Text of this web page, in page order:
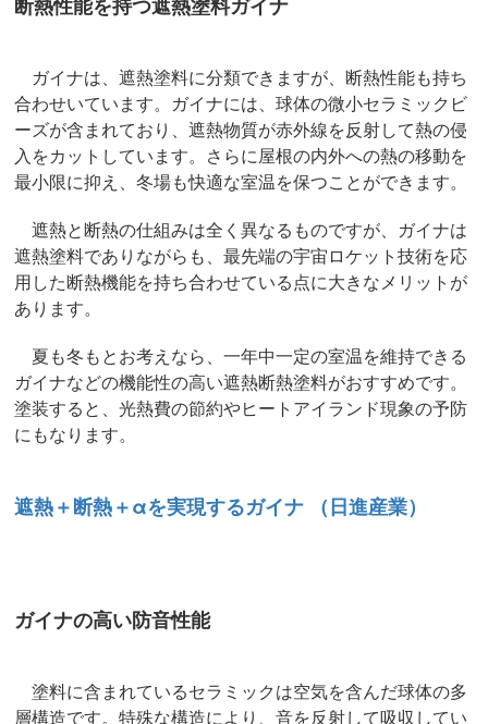
断熱性能を持つ遮熱塗料ガイナ
ガイナは、遮熱塗料に分類できますが、断熱性能も持ち
合わせいています。ガイナには、球体の微小セラミックビ
ーズが含まれており、遮熱物質が赤外線を反射して熱の侵
入をカットしています。さらに屋根の内外への熱の移動を
最小限に抑え、冬場も快適な室温を保つことができます。
遮熱と断熱の仕組みは全く異なるものですが、ガイナは
遮熱塗料でありながらも、最先端の宇宙ロケット技術を応
用した断熱機能を持ち合わせている点に大きなメリットが
あります。
夏も冬もとお考えなら、一年中一定の室温を維持できる
ガイナなどの機能性の高い遮熱断熱塗料がおすすめです。
塗装すると、光熱費の節約やヒートアイランド現象の予防
にもなります。
遮熱＋断熱＋αを実現するガイナ （日進産業）
ガイナの高い防音性能
塗料に含まれているセラミックは空気を含んだ球体の多
層構造です。特殊な構造により、音を反射して吸収してい